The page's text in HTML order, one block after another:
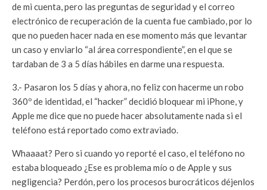
de mi cuenta, pero las preguntas de seguridad y el correo
electrónico de recuperación de la cuenta fue cambiado, por lo
que no pueden hacer nada en ese momento más que levantar
un caso y enviarlo “al área correspondiente”, en el que se
tardaban de 3 a 5 días hábiles en darme una respuesta.
3.- Pasaron los 5 días y ahora, no feliz con hacerme un robo
360º de identidad, el “hacker” decidió bloquear mi iPhone, y
Apple me dice que no puede hacer absolutamente nada si el
teléfono está reportado como extraviado.
Whaaaat? Pero si cuando yo reporté el caso, el teléfono no
estaba bloqueado ¿Ese es problema mío o de Apple y sus
negligencia? Perdón, pero los procesos burocráticos déjenlos